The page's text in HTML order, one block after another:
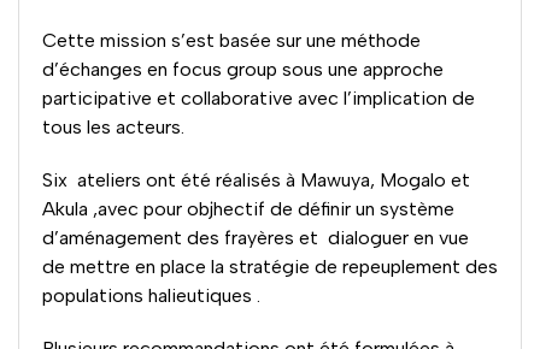
Cette mission s’est basée sur une méthode
d’échanges en focus group sous une approche
participative et collaborative avec l’implication de
tous les acteurs.
Six ateliers ont été réalisés à Mawuya, Mogalo et
Akula ,avec pour objhectif de définir un système
d’aménagement des frayères et dialoguer en vue
de mettre en place la stratégie de repeuplement des
populations halieutiques .